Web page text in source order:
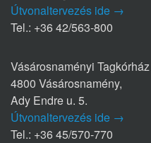
Útvonaltervezés ide →
Tel.: +36 42/563-800
Vásárosnaményi
4800 Vásárosnamény,
Ady Endre u. 5.
Útvonaltervezés ide →
Tel.: +36 45/570-770